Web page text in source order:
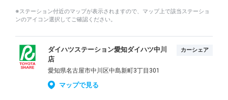
※ステーション付近のマップが表示されますので、マップ上で該当ステーショ
ンのアイコン選択してご確認ください。
ダイハツステーション愛知ダイハツ中川
店
カーシェア
愛知県名古屋市中川区中島新町3丁目301
マップで見る